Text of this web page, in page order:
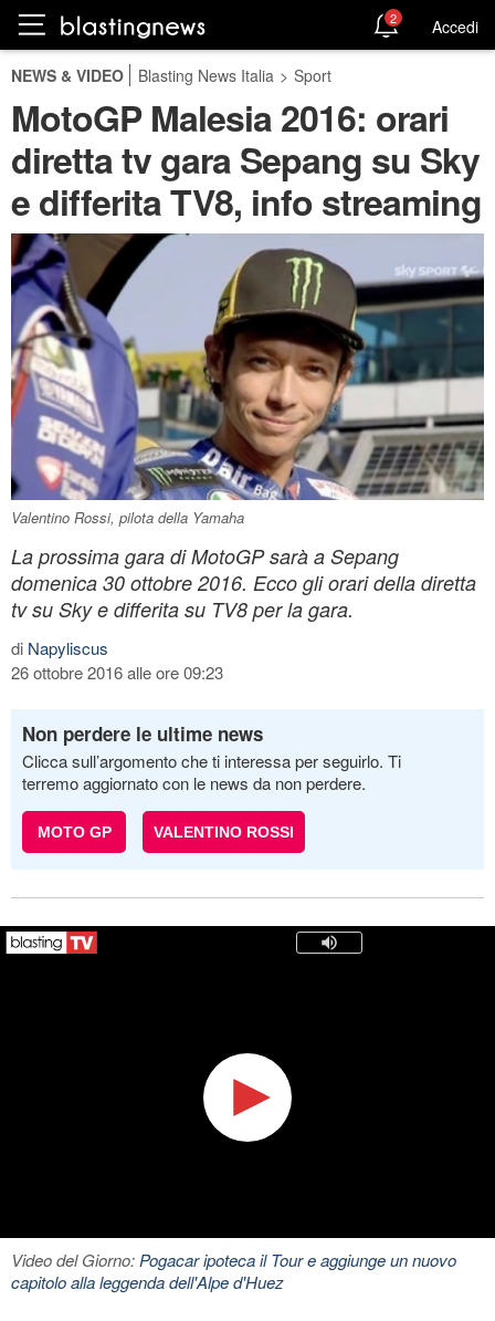
2 Accedi
NEWS & VIDEO Blasting News Italia > Sport
MotoGP Malesia 2016: orari
diretta tv gara Sepang su Sky
e differita TV8, info streaming
Valentino Rossi, pilota della Yamaha
La prossima gara di MotoGP sarà a Sepang
domenica 30 ottobre 2016. Ecco gli orari della diretta
tv su Sky e differita su TV8 per la gara.
di Napyliscus
26 ottobre 2016 alle ore 09:23
Non perdere le ultime news
Clicca sull’argomento che ti interessa per seguirlo. Ti
terremo aggiornato con le news da non perdere.
MOTO GP VALENTINO ROSSI
Video del Giorno:Pogacar ipoteca il Tour e aggiunge un nuovo
capitolo alla leggenda dell'Alpe d'Huez